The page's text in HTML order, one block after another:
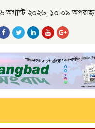
অগাস্ট ২০২৬, ১০:০৯ অপরাহ্ন